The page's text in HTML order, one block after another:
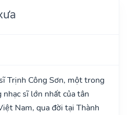
Trịnh Công Sơn, một trong
nhạc sĩ lớn nhất của tân
Nam, qua đời tại Thành